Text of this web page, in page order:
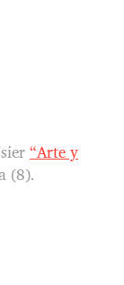
“Arte y
(8).